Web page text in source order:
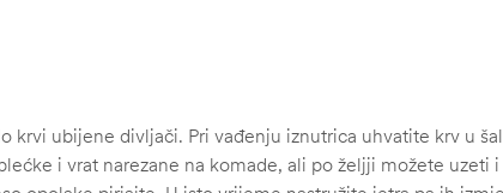
ubijene divljači. Pri vađenju iznutrica uhvatite krv u
i vrat narezane na komade, ali po željji možete uzeti